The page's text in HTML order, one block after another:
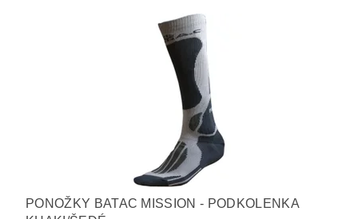
PONOŽKY BATAC MISSION - PODKOLENKA